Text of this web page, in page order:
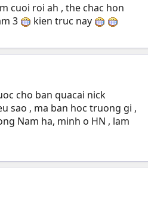
cuoi roi ah , the chac hon
3
kien truc nay
cho ban quacai nick
sao , ma ban hoc truong gi ,
Nam ha, minh o HN , lam